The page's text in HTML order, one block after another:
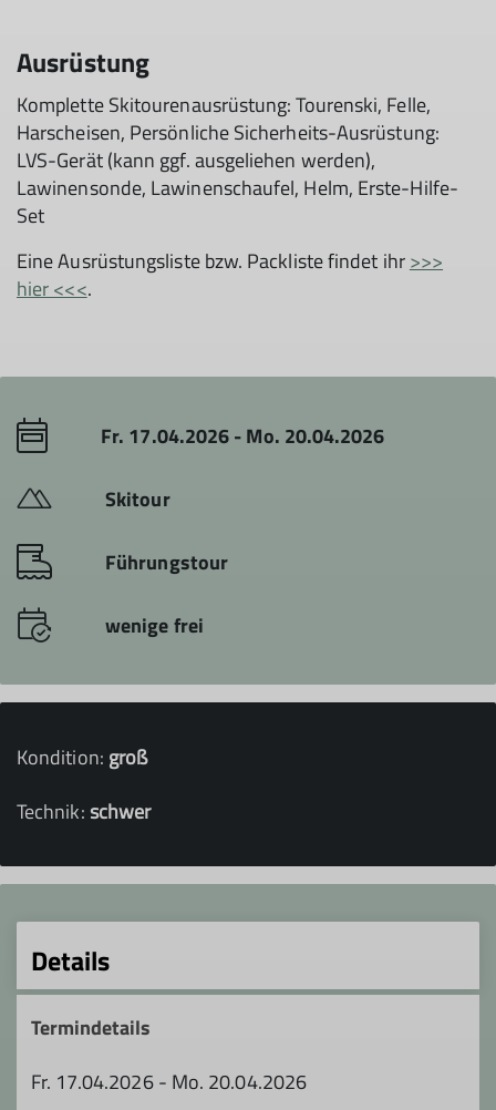
Ausrüstung
Komplette Skitourenausrüstung: Tourenski, Felle,
Harscheisen, Persönliche Sicherheits-Ausrüstung:
LVS-Gerät (kann ggf. ausgeliehen werden),
Lawinensonde, Lawinenschaufel, Helm, Erste-Hilfe-
Set
Eine Ausrüstungsliste bzw. Packliste findet ihr>>>
hier <<<.
Fr. 17.04.2026 - Mo. 20.04.2026
Skitour
Führungstour
wenige frei
Kondition: groß
Technik: schwer
Details
Termindetails
Fr. 17.04.2026 - Mo. 20.04.2026